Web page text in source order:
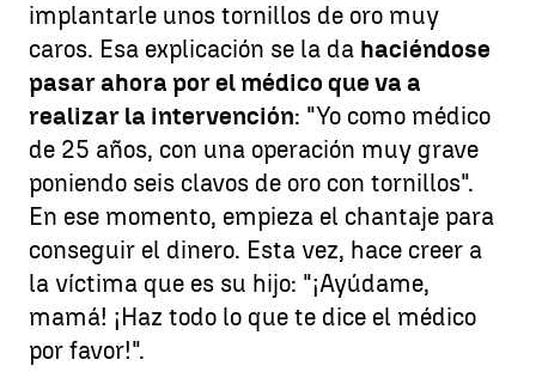
implantarle unos tornillos de oro muy
caros. Esa explicación se la da haciéndose
pasar ahora por el médico que va a
realizar la intervención: "Yo como médico
de 25 años, con una operación muy grave
poniendo seis clavos de oro con tornillos".
En ese momento, empieza el chantaje para
conseguir el dinero. Esta vez, hace creer a
la víctima que es su hijo: "¡Ayúdame,
mamá! ¡Haz todo lo que te dice el médico
por favor!".